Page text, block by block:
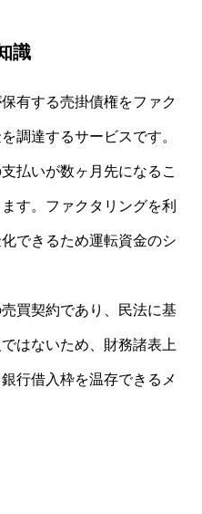
識
有する売掛債権をファク
調達するサービスです。
払いが数ヶ月先になるこ
す。ファクタリングを利
できるため運転資金のシ
買契約であり、民法に基
はないため、財務諸表上
行借入枠を温存できるメ